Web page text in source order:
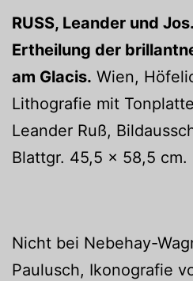
RUSS, Leander und
Ertheilung der
am Glacis. Wien,
Lithografie mit
Leander Ruß,
Blattgr. 45,5 x 58,5 cm.
Nicht bei Nebehay-
Paulusch, Ikonografie